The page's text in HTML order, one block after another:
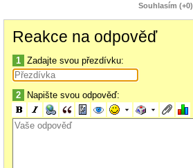
Souhlasím (+0)
Reakce na odpověď
1 Zadajte svou přezdívku:
2 Napište svou odpověď: